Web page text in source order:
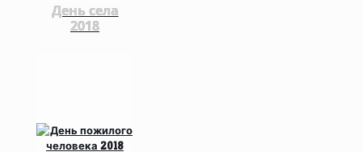
День села
2018